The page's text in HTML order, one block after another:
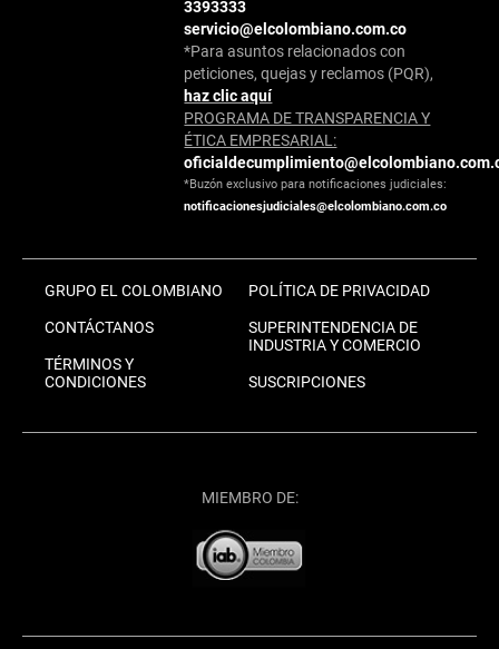
3393333
servicio@elcolombiano.com.co
*Para asuntos relacionados con
peticiones, quejas y reclamos (PQR),
haz clic aquí
PROGRAMA DE TRANSPARENCIA Y
ÉTICA EMPRESARIAL:
*Buzón exclusivo para notificaciones judiciales:
notificacionesjudiciales@elcolombiano.com.co
GRUPO EL COLOMBIANO
CONTÁCTANOS
TÉRMINOS Y
CONDICIONES
POLÍTICA DE PRIVACIDAD
SUPERINTENDENCIA DE
INDUSTRIA Y COMERCIO
SUSCRIPCIONES
MIEMBRO DE: